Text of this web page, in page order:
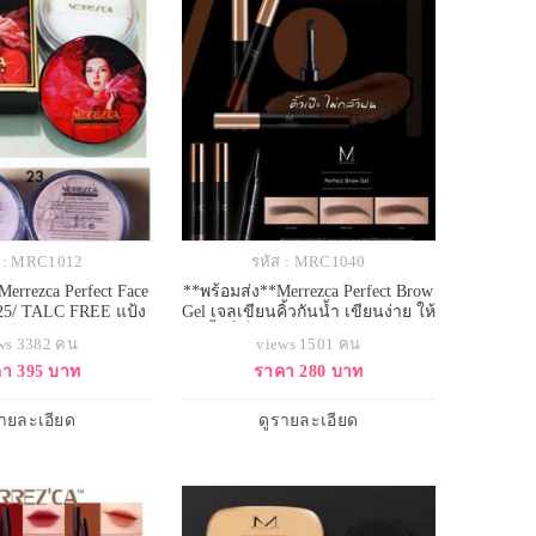
MRC1012
Perfect Face
TALC FREE แป้ง
ปราศจากแร่ทัลคัม
วลเรื่องการระคาย
ดซับความมันส่วน
3382 คน
395 บาท
ยละเอียด
รหัส : MRC1040
**พร้อมส่ง**Merrezca Perfect Brow
Gel เจลเขียนคิ้วกันน้ำ เขียนง่าย ให้
เป็นก้อน สามารถทาทับเพิ่มความ
เข้มของสีได้อย่างหมดกังวลเพราะ
เนื้อเจล
views 1501 คน
ราคา 280 บาท
ดูรายละเอียด